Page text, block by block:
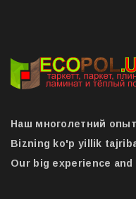
Наш многолетний
Bizning ko'p yillik
Our big experience